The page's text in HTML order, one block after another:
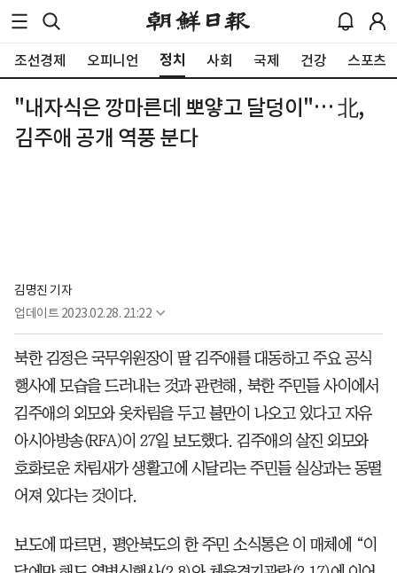
조선경제 오피니언 정치 사회 국제 건강 스포츠
"내자식은 깡마른데 뽀얗고 달덩이"… 北,
김주애 공개 역풍 분다
김명진 기자
업데이트 2023.02.28. 21:22
북한 김정은 국무위원장이 딸 김주애를 대동하고 주요 공식
행사에 모습을 드러내는 것과 관련해, 북한 주민들 사이에서
김주애의 외모와 옷차림을 두고 불만이 나오고 있다고 자유
아시아방송(RFA)이 27일 보도했다. 김주애의 살진 외모와
호화로운 차림새가 생활고에 시달리는 주민들 실상과는 동떨
어져 있다는 것이다.
보도에 따르면, 평안북도의 한 주민 소식통은 이 매체에 “이